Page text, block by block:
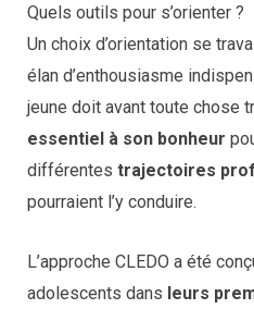
Quels outils pour s’orienter ?
Un choix d’orientation se
élan d’enthousiasme
jeune doit avant toute chose
essentiel à son bonheur
différentes trajectoires
pourraient l’y conduire.
L’approche CLEDO a été
adolescents dans leurs